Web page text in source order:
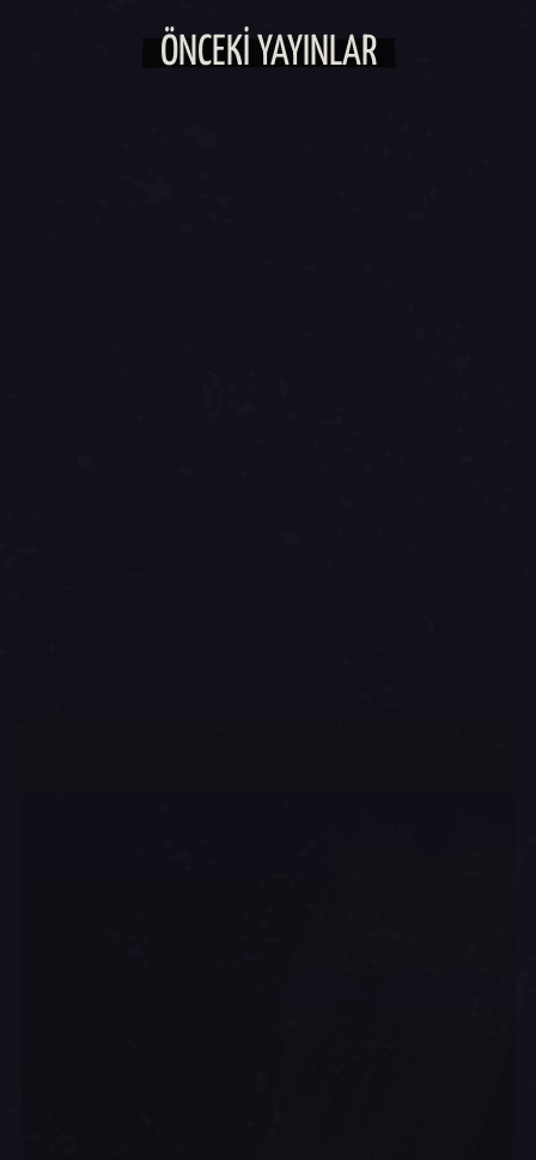
ÖNCEKI YAYINLAR